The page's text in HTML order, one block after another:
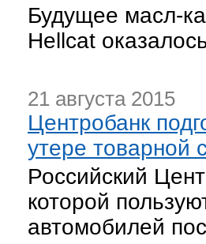
Будущее масл-
Hellcat
21 августа 2015
Центробанк
утере товарной
Российский
которой
автомобилей